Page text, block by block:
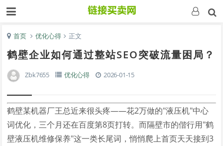
首页 优化心得 正文
鹤壁企业如何通过整站SEO突破流量困局？
Zbk7655 优化心得 2026-01-15
鹤壁某机器厂王总近来很头疼——花2万做的"液压机"中心
词优化，三个月还在百度第8页打转。而隔壁市的偕行用"鹤
壁液压机维修保养"这一类长尾词，悄悄爬上首页天天接到3